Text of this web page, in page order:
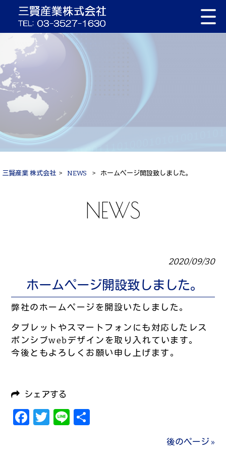
三賢産業 株式会社 > NEWS > ホームページ開設致しました。
NEWS
2020/09/30
ホームページ開設致しました。
弊社のホームページを開設いたしました。
タブレットやスマートフォンにも対応したレス
ポンシブwebデザインを取り入れています。
今後ともよろしくお願い申し上げます。
シェアする
Facebook
Twitter
Line
後のページ »